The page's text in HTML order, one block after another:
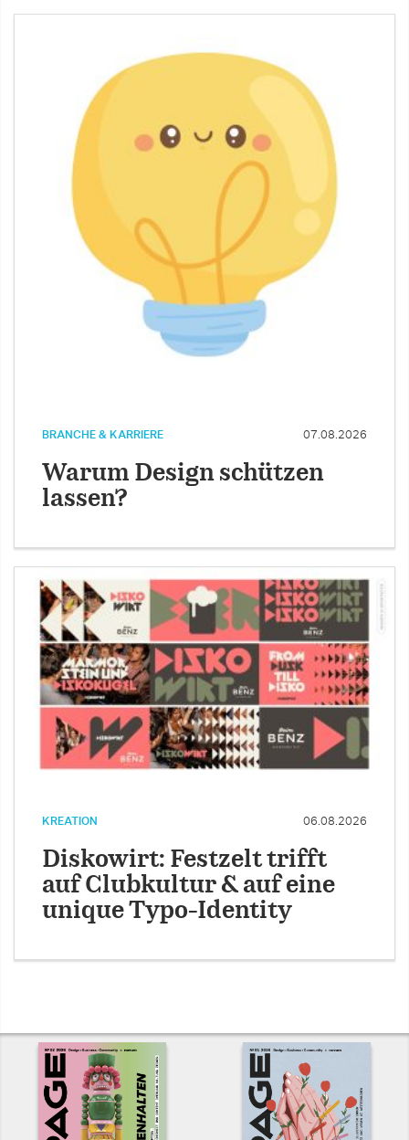
BRANCHE & KARRIERE 07.08.2026
Warum Design schützen
lassen?
KREATION 06.08.2026
Diskowirt: Festzelt trifft
auf Clubkultur & auf eine
unique Typo-Identity